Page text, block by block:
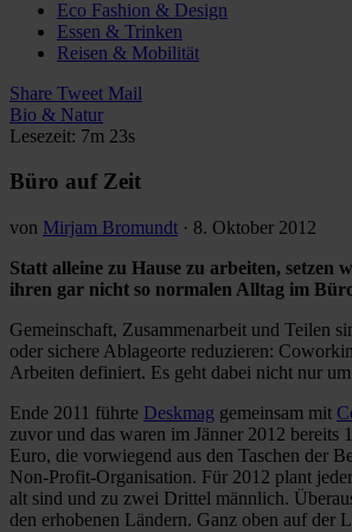
Eco Fashion & Design
Essen & Trinken
Reisen & Mobilität
Share Tweet Mail
Bio & Natur
Lesezeit: 7m 23s
Büro auf Zeit
von Mirjam Bromundt · 8. Oktober 2012
Statt alleine zu Hause zu arbeiten,
ihren gar nicht so normalen Alltag im
Gemeinschaft, Zusammenarbeit und Teilen
oder sichere Ablageorte reduzieren:
Arbeiten definiert. Es geht dabei nicht nur
Ende 2011 führte Deskmag gemeinsam mit
zuvor und das waren im Jänner 2012
Euro, die vorwiegend aus den Taschen der
Non-Profit-Organisation. Für 2012 plant
alt sind und zu zwei Drittel männlich.
den erhobenen Ländern. Ganz oben auf der